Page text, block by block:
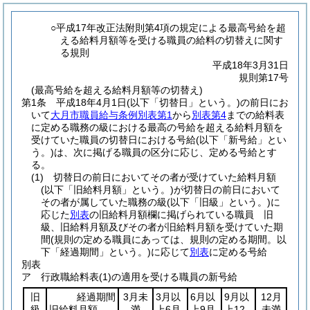
○平成17年改正法附則第4項の規定による最高号給を超
える給料月額等を受ける職員の給料の切替えに関す
る規則
平成18年3月31日
規則第17号
(最高号給を超える給料月額等の切替え)
第1条
平成18年4月1日(以下「切替日」という。)の前日にお
いて大月市職員給与条例別表第1から別表第4までの給料表
に定める職務の級における最高の号給を超える給料月額を
受けていた職員の切替日における号給(以下「新号給」とい
う。)は、次に掲げる職員の区分に応じ、定める号給とす
る。
(1)
切替日の前日においてその者が受けていた給料月額
(以下「旧給料月額」という。)が切替日の前日において
その者が属していた職務の級(以下「旧級」という。)に
応じた別表の旧給料月額欄に掲げられている職員 旧
級、旧給料月額及びその者が旧給料月額を受けていた期
間(規則の定める職員にあっては、規則の定める期間。以
下「経過期間」という。)に応じて別表に定める号給
別表
ア 行政職給料表(1)の適用を受ける職員の新号給
旧
経過期間
3月未
3月以
6月以
9月以
12月